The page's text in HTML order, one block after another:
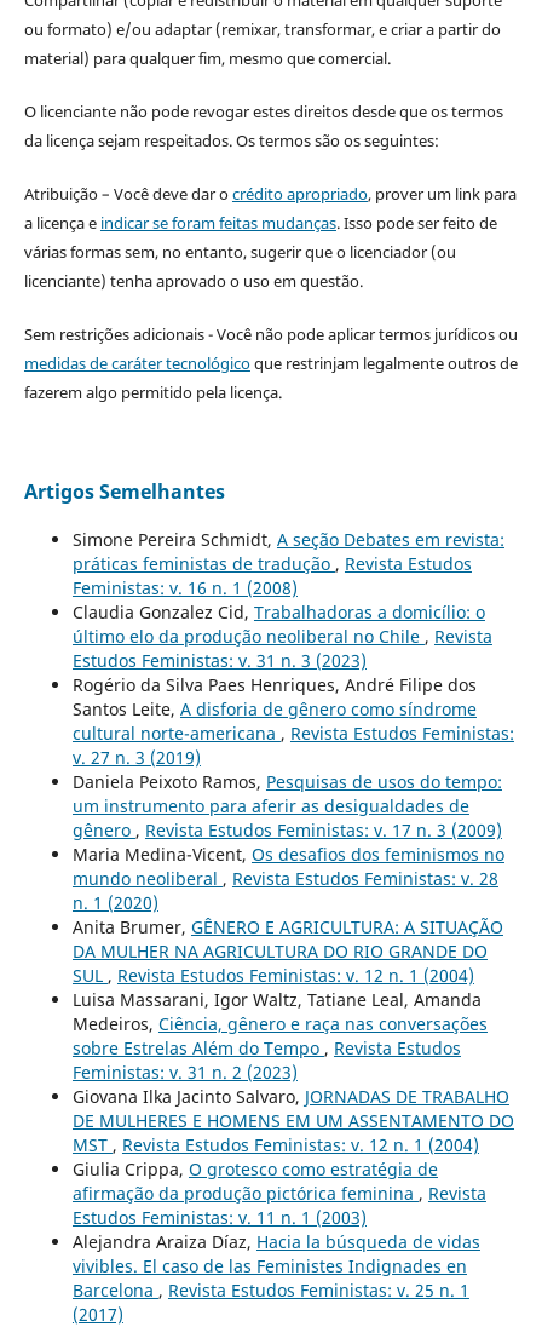
ou formato) e/ou adaptar (remixar, transformar, e criar a partir do
material) para qualquer fim, mesmo que comercial.
O licenciante não pode revogar estes direitos desde que os termos
da licença sejam respeitados. Os termos são os seguintes:
Atribuição – Você deve dar ocrédito apropriado, prover um link para
a licença e indicar se foram feitas mudanças. Isso pode ser feito de
várias formas sem, no entanto, sugerir que o licenciador (ou
licenciante) tenha aprovado o uso em questão.
Sem restrições adicionais - Você não pode aplicar termos jurídicos ou
medidas de caráter tecnológicoque restrinjam legalmente outros de
fazerem algo permitido pela licença.
Artigos Semelhantes
Simone Pereira Schmidt, A seção Debates em revista:
práticas feministas de tradução , Revista Estudos
Feministas: v. 16 n. 1 (2008)
Claudia Gonzalez Cid, Trabalhadoras a domicílio: o
último elo da produção neoliberal no Chile , Revista
Estudos Feministas: v. 31 n. 3 (2023)
Rogério da Silva Paes Henriques, André Filipe dos
Santos Leite, A disforia de gênero como síndrome
cultural norte-americana , Revista Estudos Feministas:
v. 27 n. 3 (2019)
Daniela Peixoto Ramos, Pesquisas de usos do tempo:
um instrumento para aferir as desigualdades de
gênero , Revista Estudos Feministas: v. 17 n. 3 (2009)
Maria Medina-Vicent, Os desafios dos feminismos no
mundo neoliberal , Revista Estudos Feministas: v. 28
n. 1 (2020)
Anita Brumer, GÊNERO E AGRICULTURA: A SITUAÇÃO
DA MULHER NA AGRICULTURA DO RIO GRANDE DO
SUL , Revista Estudos Feministas: v. 12 n. 1 (2004)
Luisa Massarani, Igor Waltz, Tatiane Leal, Amanda
Medeiros, Ciência, gênero e raça nas conversações
sobre Estrelas Além do Tempo , Revista Estudos
Feministas: v. 31 n. 2 (2023)
Giovana Ilka Jacinto Salvaro, JORNADAS DE TRABALHO
DE MULHERES E HOMENS EM UM ASSENTAMENTO DO
MST , Revista Estudos Feministas: v. 12 n. 1 (2004)
Giulia Crippa, O grotesco como estratégia de
afirmação da produção pictórica feminina , Revista
Estudos Feministas: v. 11 n. 1 (2003)
Alejandra Araiza Díaz, Hacia la búsqueda de vidas
vivibles. El caso de las Feministes Indignades en
Barcelona , Revista Estudos Feministas: v. 25 n. 1
(2017)